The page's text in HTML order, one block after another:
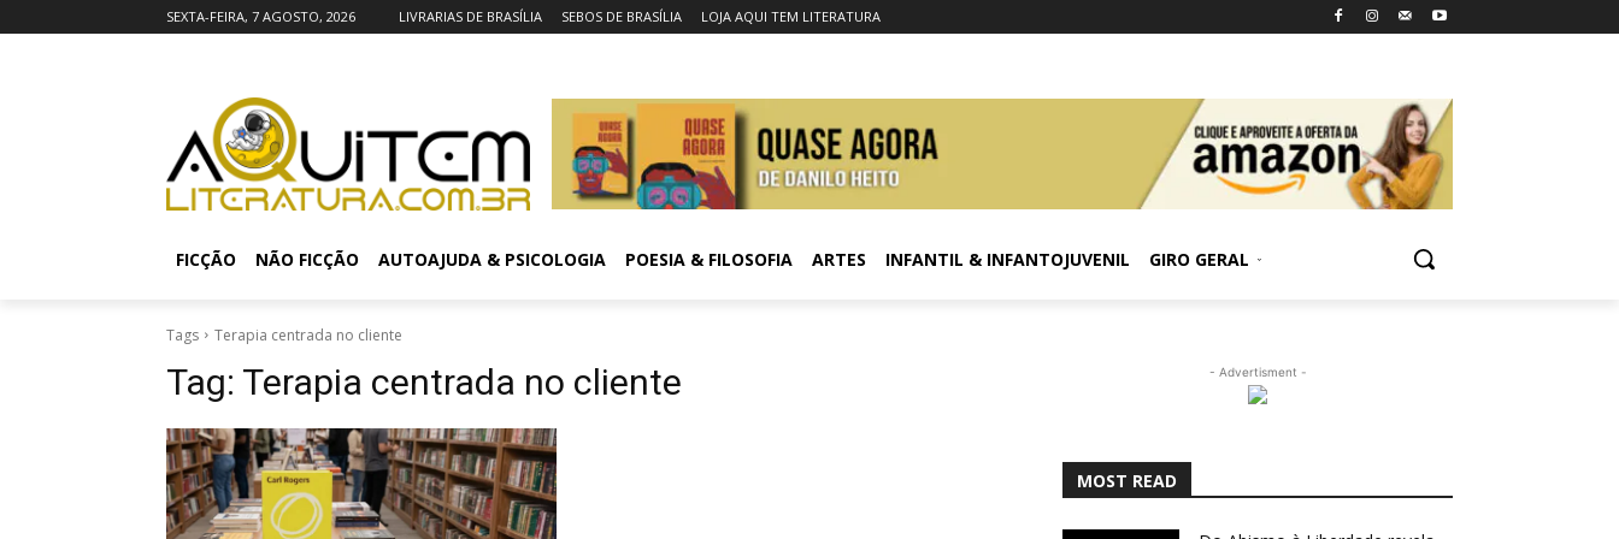
SEXTA-FEIRA, 7 AGOSTO, 2026 LIVRARIAS DE BRASÍLIA SEBOS DE BRASÍLIA LOJA AQUI TEM LITERATURA
FICÇÃO NÃO FICÇÃO AUTOAJUDA & PSICOLOGIA POESIA & FILOSOFIA ARTES INFANTIL & INFANTOJUVENIL GIRO GERAL
Tags Terapia centrada no cliente
Tag: Terapia centrada no cliente - Advertisment -
MOST READ